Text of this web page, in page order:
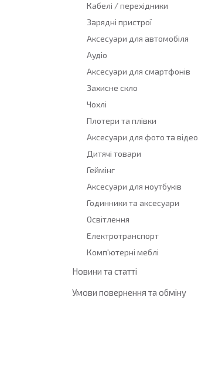
Кабелі / перехідники
Зарядні пристрої
Аксесуари для автомобіля
Аудіо
Аксесуари для смартфонів
Захисне скло
Чохлі
Плотери та плівки
Аксесуари для фото та відео
Дитячі товари
Геймінг
Аксесуари для ноутбуків
Годинники та аксесуари
Освітлення
Електротранспорт
Комп'ютерні меблі
Новини та статті
Умови повернення та обміну